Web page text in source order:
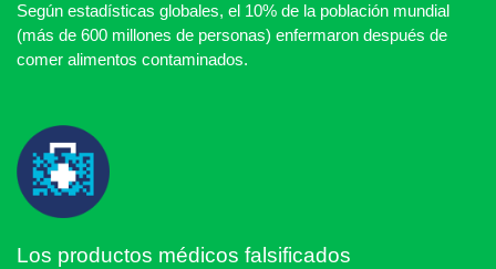
Según estadísticas globales, el 10% de la población mundial
(más de 600 millones de personas) enfermaron después de
comer alimentos contaminados.
Los productos médicos falsificados